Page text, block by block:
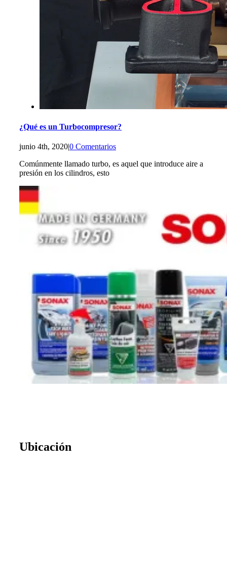
¿Qué es un Turbocompresor?
junio 4th, 2020|0 Comentarios
Comúnmente llamado turbo, es aquel que introduce aire a
presión en los cilindros, esto
Ubicación